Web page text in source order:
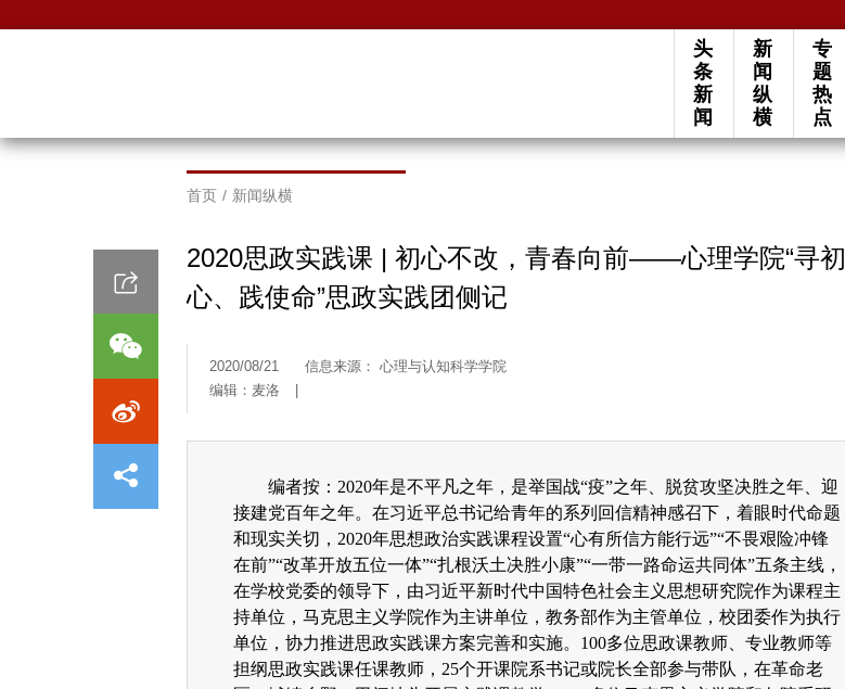
头
条
新
闻
新
闻
纵
横
专
题
热
点
首页 / 新闻纵横
2020思政实践课 | 初心不改，青春向前——心理学院“寻初
心、践使命”思政实践团侧记
2020/08/21
信息来源： 心理与认知科学学院
编辑：麦洛
编者按：2020年是不平凡之年，是举国战“疫”之年、脱贫攻坚决胜之年、迎
接建党百年之年。在习近平总书记给青年的系列回信精神感召下，着眼时代命题
和现实关切，2020年思想政治实践课程设置“心有所信方能行远”“不畏艰险冲锋
在前”“改革开放五位一体”“扎根沃土决胜小康”“一带一路命运共同体”五条主线，
在学校党委的领导下，由习近平新时代中国特色社会主义思想研究院作为课程主
持单位，马克思主义学院作为主讲单位，教务部作为主管单位，校团委作为执行
单位，协力推进思政实践课方案完善和实施。100多位思政课教师、专业教师等
担纲思政实践课任课教师，25个开课院系书记或院长全部参与带队，在革命老